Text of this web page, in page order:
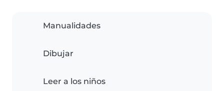
Manualidades
Dibujar
Leer a los niños